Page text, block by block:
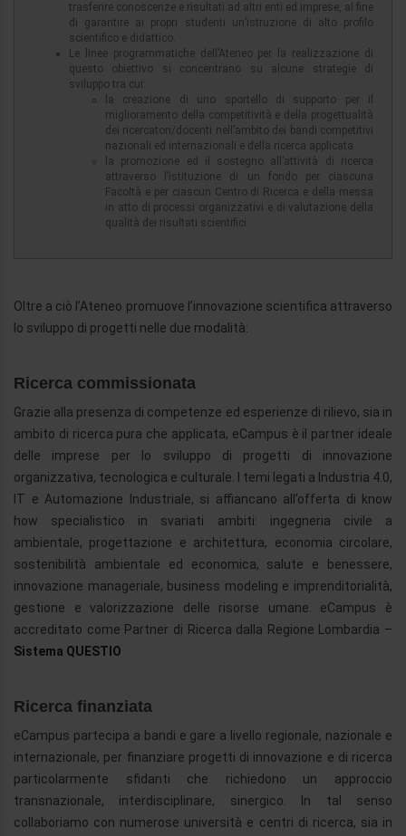
trasferire conoscenze e risultati ad altri enti ed imprese, al fine
di garantire ai propri studenti un’istruzione di alto profilo
scientifico e didattico.
Le linee programmatiche dell’Ateneo per la realizzazione di
questo obiettivo si concentrano su alcune strategie di
sviluppo tra cui:
la creazione di uno sportello di supporto per il
miglioramento della competitività e della progettualità
dei ricercatori/docenti nell’ambito dei bandi competitivi
nazionali ed internazionali e della ricerca applicata
la promozione ed il sostegno all’attività di ricerca
attraverso l’istituzione di un fondo per ciascuna
Facoltà e per ciascun Centro di Ricerca e della messa
in atto di processi organizzativi e di valutazione della
qualità dei risultati scientifici
Oltre a ciò l’Ateneo promuove l’innovazione scientifica attraverso
lo sviluppo di progetti nelle due modalità:
Ricerca commissionata
Grazie alla presenza di competenze ed esperienze di rilievo, sia in
ambito di ricerca pura che applicata, eCampus è il partner ideale
delle imprese per lo sviluppo di progetti di innovazione
organizzativa, tecnologica e culturale. I temi legati a Industria 4.0,
IT e Automazione Industriale, si affiancano all’offerta di know
how specialistico in svariati ambiti: ingegneria civile a
ambientale, progettazione e architettura, economia circolare,
sostenibilità ambientale ed economica, salute e benessere,
innovazione manageriale, business modeling e imprenditorialità,
gestione e valorizzazione delle risorse umane. eCampus è
accreditato come Partner di Ricerca dalla Regione Lombardia –
Sistema QUESTIO
Ricerca finanziata
eCampus partecipa a bandi e gare a livello regionale, nazionale e
internazionale, per finanziare progetti di innovazione e di ricerca
particolarmente sfidanti che richiedono un approccio
transnazionale, interdisciplinare, sinergico. In tal senso
collaboriamo con numerose università e centri di ricerca, sia in